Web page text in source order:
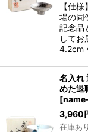
【仕
場の同
記念品
して
名入れ
めた退
[
3,960
在庫あり